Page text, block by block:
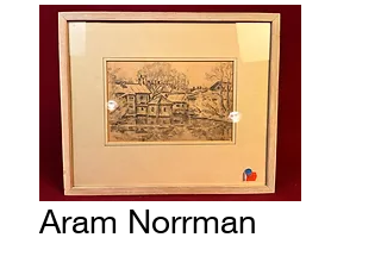
Aram Norrman